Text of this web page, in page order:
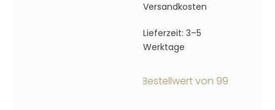
Versandkosten
Lieferzeit: 3–5
Werktage
ab einem Bestellwert von 99€ innerhalb